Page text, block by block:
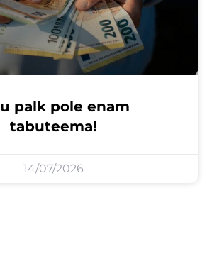
palk pole enam
tabuteema!
14/07/2026